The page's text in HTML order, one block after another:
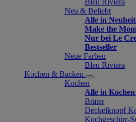
Bleu Riviera
Neu & Beliebt
Alle in
Make the
Nur bei Le
Bestseller
Neue Farben
Bleu Riviera
Kochen & Backen
Kochen
Alle in Kochen
Bräter
Deckelknopf
Kochgeschirr-